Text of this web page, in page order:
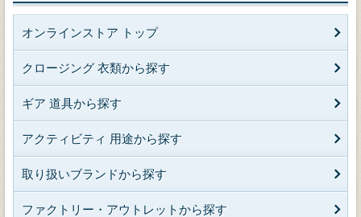
オンラインストア トップ
クロージング 衣類から探す
ギア 道具から探す
アクティビティ 用途から探す
取り扱いブランドから探す
ファクトリー・アウトレットから探す